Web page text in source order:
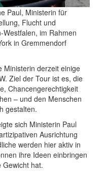
Paul, Ministerin für
Flucht und
im Rahmen
in Gremmendorf
Ministerin derzeit einige
Ziel der Tour ist es, die
Chancengerechtigkeit
– und den Menschen
gestalten.
sich Ministerin Paul
Ausrichtung
werden hier aktiv in
ihre Ideen einbringen
Gewicht hat.